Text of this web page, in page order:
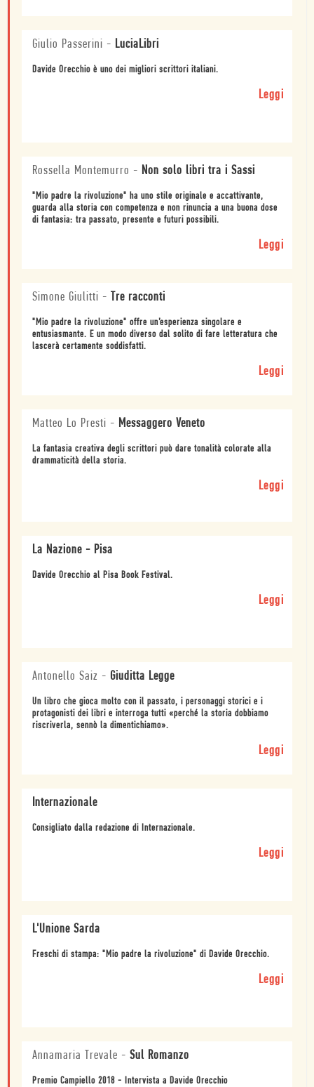
Giulio Passerini - LuciaLibri
Davide Orecchio è uno dei migliori scrittori italiani.
Leggi
Rossella Montemurro - Non solo libri tra i Sassi
"Mio padre la rivoluzione" ha uno stile originale e accattivante,
guarda alla storia con competenza e non rinuncia a una buona dose
di fantasia: tra passato, presente e futuri possibili.
Leggi
Simone Giulitti - Tre racconti
"Mio padre la rivoluzione" offre un’esperienza singolare e
entusiasmante. E un modo diverso dal solito di fare letteratura che
lascerà certamente soddisfatti.
Leggi
Matteo Lo Presti - Messaggero Veneto
La fantasia creativa degli scrittori può dare tonalità colorate alla
drammaticità della storia.
Leggi
La Nazione - Pisa
Davide Orecchio al Pisa Book Festival.
Leggi
Antonello Saiz - Giuditta Legge
Un libro che gioca molto con il passato, i personaggi storici e i
protagonisti dei libri e interroga tutti «perché la storia dobbiamo
riscriverla, sennò la dimentichiamo».
Leggi
Internazionale
Consigliato dalla redazione di Internazionale.
Leggi
L'Unione Sarda
Freschi di stampa: "Mio padre la rivoluzione" di Davide Orecchio.
Leggi
Annamaria Trevale - Sul Romanzo
Premio Campiello 2018 - Intervista a Davide Orecchio